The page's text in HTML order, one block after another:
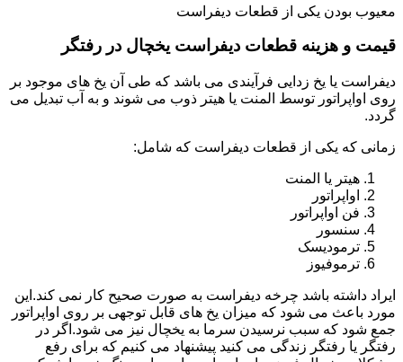
معیوب بودن یکی از قطعات دیفراست
قیمت و هزینه قطعات دیفراست یخچال در رفتگر
دیفراست یا یخ زدایی فرآیندی می باشد که طی آن یخ های موجود بر
روی اواپراتور توسط المنت یا هیتر ذوب می شوند و به آب تبدیل می
گردد.
زمانی که یکی از قطعات دیفراست که شامل:
هیتر یا المنت
اواپراتور
فن اواپراتور
سنسور
ترمودیسک
ترموفیوز
ایراد داشته باشد چرخه دیفراست به صورت صحیح کار نمی کند.این
مورد باعث می شود که میزان یخ های قابل توجهی بر روی اواپراتور
جمع شود که سبب نرسیدن سرما به یخچال نیز می شود.اگر در
رفتگر یا رفتگر زندگی می کنید پیشنهاد می کنیم که برای رفع